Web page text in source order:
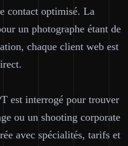
contact optimisé. La
un photographe étant de
chaque client web est
est interrogé pour trouver
ou un shooting corporate
avec spécialités, tarifs et